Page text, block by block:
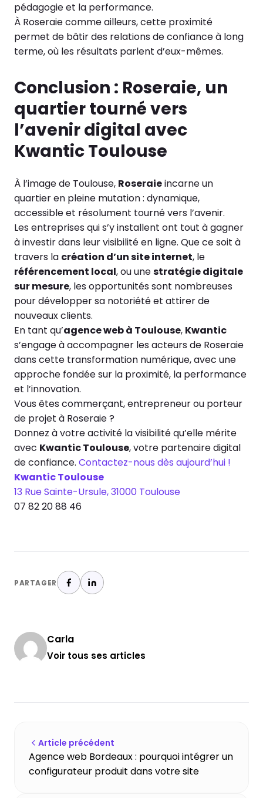
pédagogie et la performance.
À Roseraie comme ailleurs, cette proximité
permet de bâtir des relations de confiance à long
terme, où les résultats parlent d’eux-mêmes.
Conclusion : Roseraie, un
quartier tourné vers
l’avenir digital avec
Kwantic Toulouse
À l’image de Toulouse, Roseraieincarne un
quartier en pleine mutation : dynamique,
accessible et résolument tourné vers l’avenir.
Les entreprises qui s’y installent ont tout à gagner
à investir dans leur visibilité en ligne. Que ce soit à
travers la création d’un site internet, le
référencement local, ou unestratégie digitale
sur mesure, les opportunités sont nombreuses
pour développer sa notoriété et attirer de
nouveaux clients.
En tant qu’agence web à Toulouse, Kwantic
s’engage à accompagner les acteurs de Roseraie
dans cette transformation numérique, avec une
approche fondée sur la proximité, la performance
et l’innovation.
Vous êtes commerçant, entrepreneur ou porteur
de projet à Roseraie ?
Donnez à votre activité la visibilité qu’elle mérite
avec Kwantic Toulouse, votre partenaire digital
de confiance. Contactez-nous dès aujourd’hui !
Kwantic Toulouse
13 Rue Sainte-Ursule, 31000 Toulouse
07 82 20 88 46
PARTAGER
Carla
Voir tous ses articles
Article précédent
Agence web Bordeaux : pourquoi intégrer un
configurateur produit dans votre site